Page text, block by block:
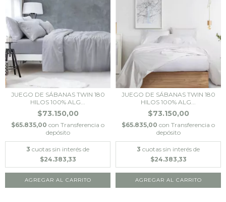
JUEGO DE SÁBANAS TWIN 180
HILOS 100% ALG...
$73.150,00
$65.835,00 con Transferencia o
depósito
3 cuotas sin interés de
$24.383,33
JUEGO DE SÁBANAS TWIN 180
HILOS 100% ALG...
$73.150,00
$65.835,00 con Transferencia o
depósito
3 cuotas sin interés de
$24.383,33